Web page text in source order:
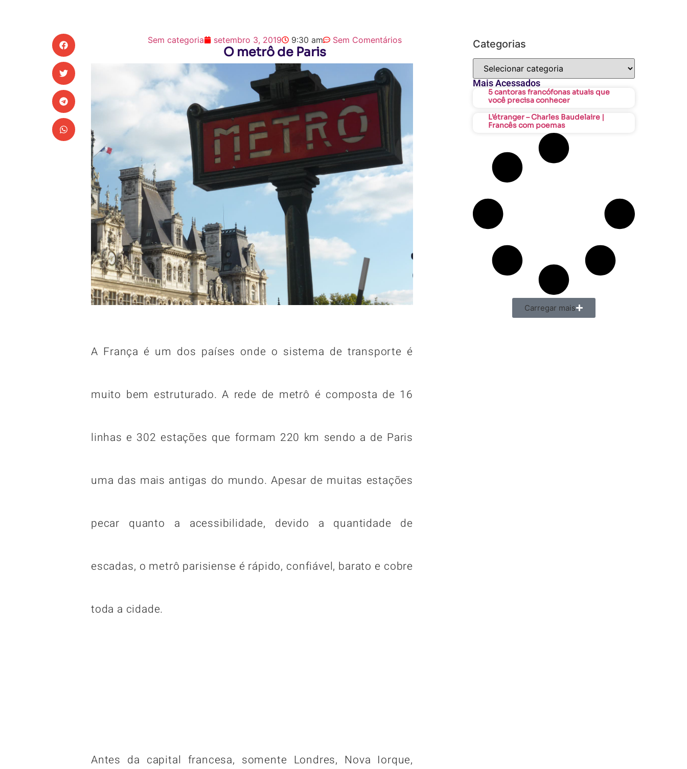
Sem categoria setembro 3, 2019 9:30 am Sem Comentários
O metrô de Paris
A França é um dos países onde o sistema de transporte é
muito bem estruturado. A rede de metrô é composta de 16
linhas e 302 estações que formam 220 km sendo a de Paris
uma das mais antigas do mundo. Apesar de muitas estações
pecar quanto a acessibilidade, devido a quantidade de
escadas, o metrô parisiense é rápido, confiável, barato e cobre
toda a cidade.
Antes da capital francesa, somente Londres, Nova Iorque,
Categorias
Mais Acessados
5 cantoras francófonas atuais que
você precisa conhecer
L’étranger – Charles Baudelaire |
Francês com poemas
Carregar mais